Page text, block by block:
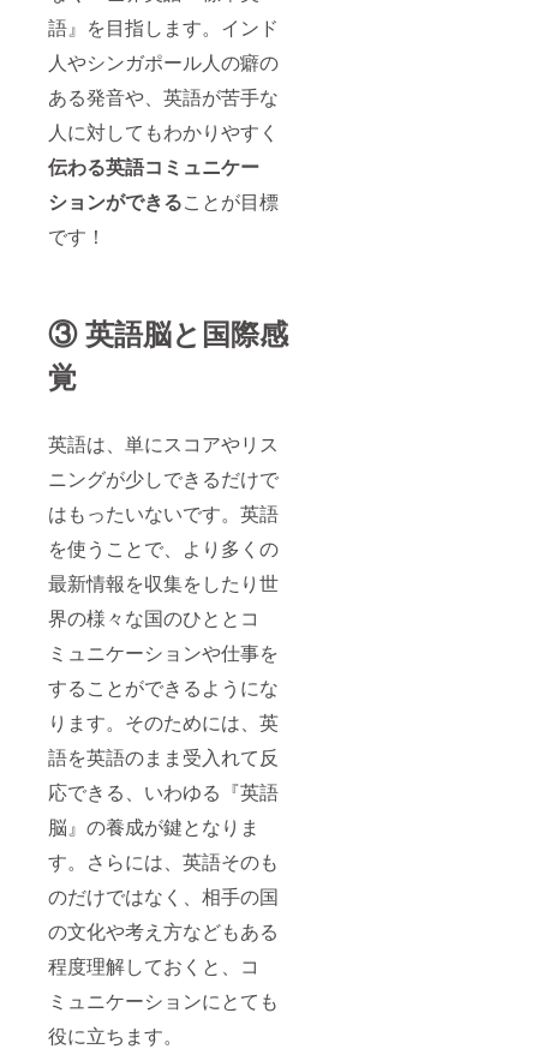
語』を目指します。インド
人やシンガポール人の癖の
ある発音や、英語が苦手な
人に対してもわかりやすく
伝わる英語コミュニケー
ションができることが目標
です！
③ 英語脳と国際感
覚
英語は、単にスコアやリス
ニングが少しできるだけで
はもったいないです。英語
を使うことで、より多くの
最新情報を収集をしたり世
界の様々な国のひととコ
ミュニケーションや仕事を
することができるようにな
ります。そのためには、英
語を英語のまま受入れて反
応できる、いわゆる『英語
脳』の養成が鍵となりま
す。さらには、英語そのも
のだけではなく、相手の国
の文化や考え方などもある
程度理解しておくと、コ
ミュニケーションにとても
役に立ちます。